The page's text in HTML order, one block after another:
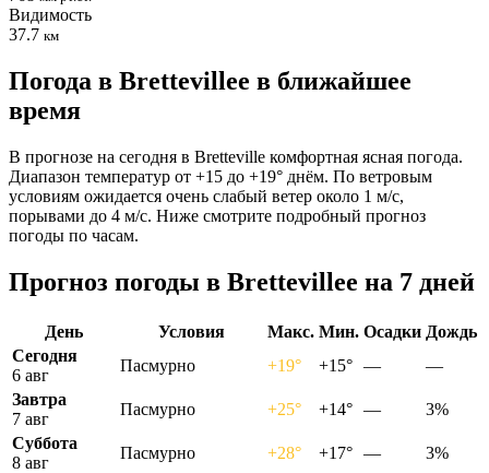
Видимость
37.7 км
Погода в Brettevilleе в ближайшее
время
В прогнозе на сегодня в Bretteville комфортная ясная погода.
Диапазон температур от +15 до +19° днём. По ветровым
условиям ожидается очень слабый ветер около 1 м/с,
порывами до 4 м/с. Ниже смотрите подробный прогноз
погоды по часам.
Прогноз погоды в Brettevilleе на 7 дней
День Условия Макс. Мин. Осадки Дождь
Сегодня
6 авг
Пасмурно +19° +15° —
—
Завтра
7 авг
Пасмурно +25° +14° —
3%
Суббота
8 авг
Пасмурно +28° +17° —
3%